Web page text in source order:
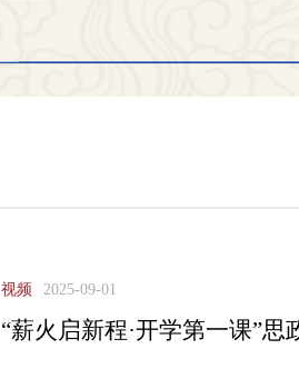
视频 2025-09-01
“薪火启新程·开学第一课”